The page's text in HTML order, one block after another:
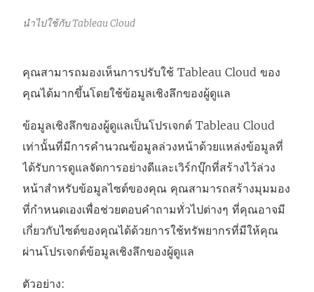
นำไปใช้กับ Tableau Cloud
คุณสามารถมองเห็นการปรับใช้ Tableau Cloud ของ
คุณได้มากขึ้นโดยใช้ข้อมูลเชิงลึกของผู้ดูแล
ข้อมูลเชิงลึกของผู้ดูแลเป็นโปรเจกต์ Tableau Cloud
เท่านั้นที่มีการคำนวณข้อมูลล่วงหน้าด้วยแหล่งข้อมูลที่
ได้รับการดูแลจัดการอย่างดีและเวิร์กบุ๊กที่สร้างไว้ล่วง
หน้าสำหรับข้อมูลไซต์ของคุณ คุณสามารถสร้างมุมมอง
ที่กำหนดเองเพื่อช่วยตอบคำถามทั่วไปต่างๆ ที่คุณอาจมี
เกี่ยวกับไซต์ของคุณได้ด้วยการใช้ทรัพยากรที่มีให้คุณ
ผ่านโปรเจกต์ข้อมูลเชิงลึกของผู้ดูแล
ตัวอย่าง: